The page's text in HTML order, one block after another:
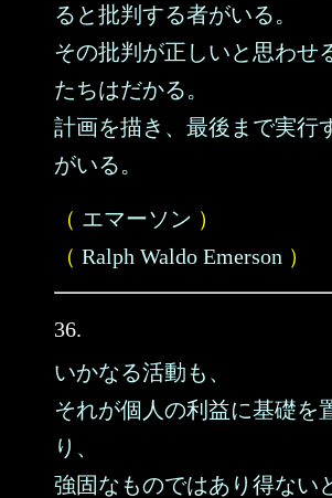
ると批判する者がいる。
その批判が正しいと思わせ
たちはだかる。
計画を描き、最後まで実行
がいる。
（ エマーソン ）
（ Ralph Waldo Emerson ）
36.
いかなる活動も、
それが個人の利益に基礎を
り、
強固なものではあり得ない